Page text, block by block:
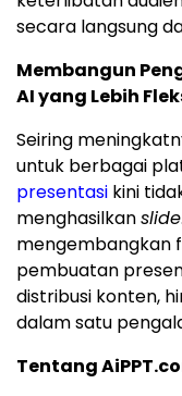
secara langsung
Membangun
AI yang Lebih
Seiring
untuk berbagai
presentasi kini
menghasilkanslide
mengembangkan
pembuatan
distribusi konten,
dalam satu
Tentang